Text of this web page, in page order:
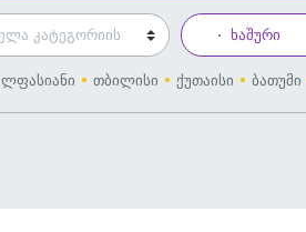
თბილისი ქუთაისი ბათუმი